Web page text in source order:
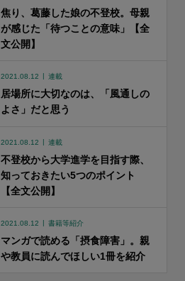
焦り、葛藤した娘の不登校。母親
が感じた「待つことの意味」【全
文公開】
2021.08.12 連載
居場所に大切なのは、「風通しの
よさ」だと思う
2021.08.12 連載
不登校から大学進学を目指す際、
知っておきたい5つのポイント
【全文公開】
2021.08.12 書籍等紹介
マンガで読める「摂食障害」。親
や教員に読んでほしい1冊を紹介